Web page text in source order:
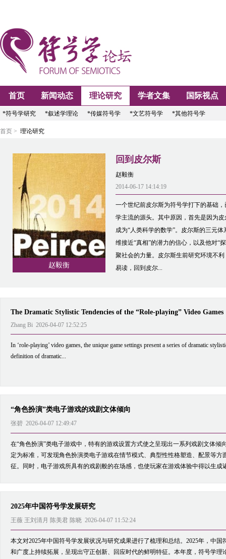
首页 新闻动态 理论研究 学者文集 国际视点
*符号学研究 *叙述学理论 *传媒符号学 *文艺符号学 *其他符号学
首页 > 理论研究
赵毅衡
回到皮尔斯
赵毅衡
2014-06-17 14:14:19
一个世纪前皮尔斯为符号学打下的基础
学主流的源头。其中原因，首先是因为
成为“人类科学的数学”。皮尔斯的三元
维接近“真相”的潜力的信心，以及他对“
聚社会的力量。皮尔斯生前研究环境不
易读，回到皮尔...
The Dramatic Stylistic Tendencies of the “Role-playing” Video Games
Zhang Bi 2026-04-07 12:52:25
In ‘role-playing’ video games, the unique game settings present a series of dramatic
definition of dramatic...
“角色扮演”类电子游戏的戏剧文体倾向
张碧 2026-04-07 12:49:47
在“角色扮演”类电子游戏中，特有的游戏设置方式使之呈现出一系列戏剧文体倾
定为标准，可发现角色扮演类电子游戏在情节模式、典型性性格塑造、配景等
征。同时，电子游戏所具有的戏剧般的在场感，也使玩家在游戏体验中得以生成
2025年中国符号学发展研究
王薇 王刘清月 陈美君 陈晓 2026-04-07 11:52:24
本文对2025年中国符号学发展状况与研究成果进行了梳理和总结。2025年，中
和广度上持续拓展，呈现出守正创新、回应时代的鲜明特征。本年度，符号学